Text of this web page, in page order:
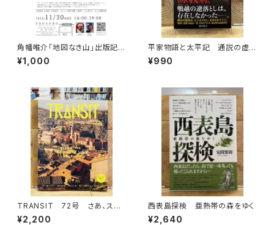
角幡唯介「地図なき山」出版記念
トークイベント録画視聴権
¥1,000
平家物語と太平記 通説の虚
像を暴く
¥990
TRANSIT 72号 さあ、スペ
インへ！ 太陽と海と土の国
¥2,200
西表島探検 亜熱帯の森をゆく
¥2,640